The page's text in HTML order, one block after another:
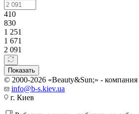
410
830
1 251
1 671
2 091
Показать
© 2000-2026 «Beauty&Sun;» -
info@b-s.kiev.ua
г. Киев